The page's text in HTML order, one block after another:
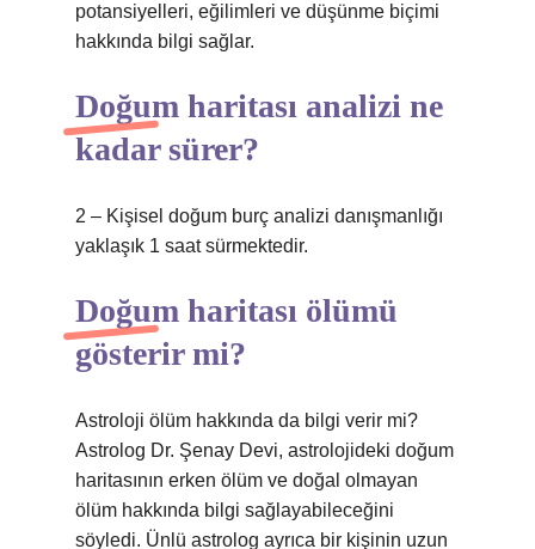
potansiyelleri, eğilimleri ve düşünme biçimi
hakkında bilgi sağlar.
Doğum haritası analizi ne
kadar sürer?
2 – Kişisel doğum burç analizi danışmanlığı
yaklaşık 1 saat sürmektedir.
Doğum haritası ölümü
gösterir mi?
Astroloji ölüm hakkında da bilgi verir mi?
Astrolog Dr. Şenay Devi, astrolojideki doğum
haritasının erken ölüm ve doğal olmayan
ölüm hakkında bilgi sağlayabileceğini
söyledi. Ünlü astrolog ayrıca bir kişinin uzun